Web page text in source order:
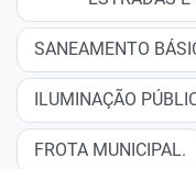
SANEAMENTO
ILUMINAÇÃO
FROTA MUNICIPAL.